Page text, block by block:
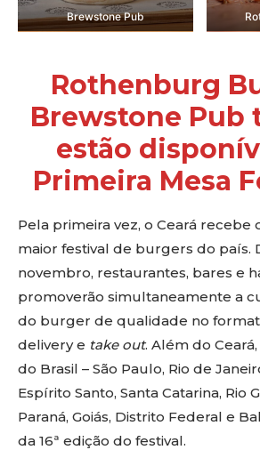
Brewstone Pub
Rothenburg
Brewstone Pub
estão
Primeira Mesa
Pela primeira vez, o Ceará recebe
maior festival de burgers do país.
novembro, restaurantes, bares e
promoverão simultaneamente a
do burger de qualidade no
delivery e take out. Além do
do Brasil – São Paulo, Rio de
Espírito Santo, Santa Catarina, Rio
Paraná, Goiás, Distrito Federal e
da 16ª edição do festival.